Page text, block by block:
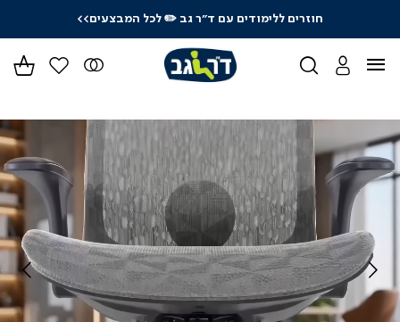
חוזרים ללימודים עם ד"ר גב✏️ לכל המבצעים>>